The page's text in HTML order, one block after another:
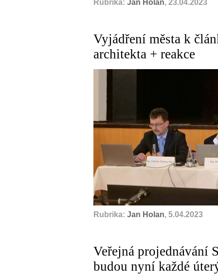
Rubrika: Jan Holan, 23.04.2023
Vyjádření města k
architekta + reakce
Rubrika: Jan Holan, 5.04.2023
Veřejná projednávání
budou nyní každé